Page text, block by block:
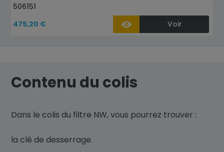
506151
475,20 €
Voir
Contenu du colis
Dans le colis du filtre NW, vous pourrez trouver :
la clé de desserrage.